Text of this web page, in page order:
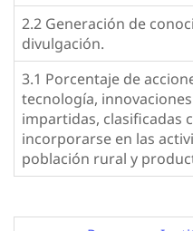
2.2 Generación de
divulgación.
3.1 Porcentaje de
tecnología,
impartidas, clasificadas
incorporarse en las
población rural y